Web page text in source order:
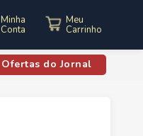
Minha
Conta
Ofertas do Jornal